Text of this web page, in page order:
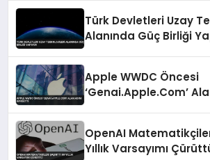
Türk Devletleri Uzay
Alanında Güç Birliği
Apple WWDC Öncesi
‘Genai.Apple.Com’
OpenAI
Yıllık Varsayımı